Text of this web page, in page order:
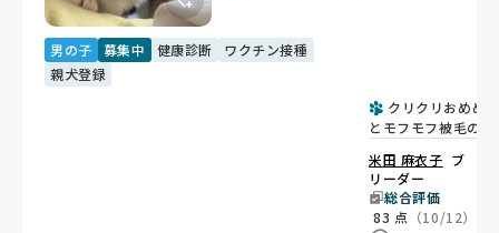
男の子 募集中 健康診断
ワクチン接種
親犬登録
クリクリおめめ
とモフモフ被毛の男
米田 麻衣子 ブ
リーダー
総合評価
83 点 （10/12）